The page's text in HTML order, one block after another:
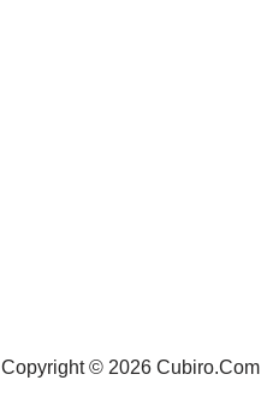
Copyright © 2026 Cubiro.Com